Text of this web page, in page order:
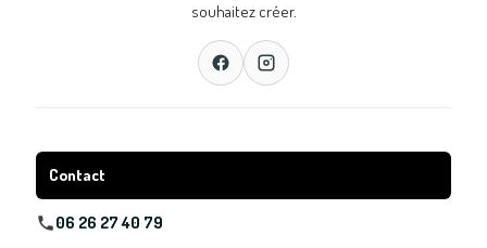
souhaitez créer.
Contact
06 26 27 40 79